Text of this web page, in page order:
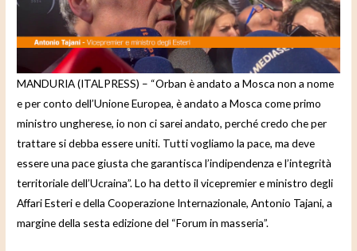
e
o
MANDURIA (ITALPRESS) – “Orban è andato a Mosca non a nome
e per conto dell’Unione Europea, è andato a Mosca come primo
ministro ungherese, io non ci sarei andato, perché credo che per
trattare si debba essere uniti. Tutti vogliamo la pace, ma deve
essere una pace giusta che garantisca l’indipendenza e l’integrità
territoriale dell’Ucraina”. Lo ha detto il vicepremier e ministro degli
Affari Esteri e della Cooperazione Internazionale, Antonio Tajani, a
margine della sesta edizione del “Forum in masseria”.